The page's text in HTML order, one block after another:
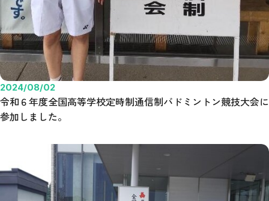
2024/08/02
令和６年度全国高等学校定時制通信制バドミントン競技大会に
参加しました。